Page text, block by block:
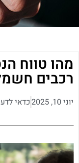
מהו טווח
רכבים
יוני 10, 2025 כדאי